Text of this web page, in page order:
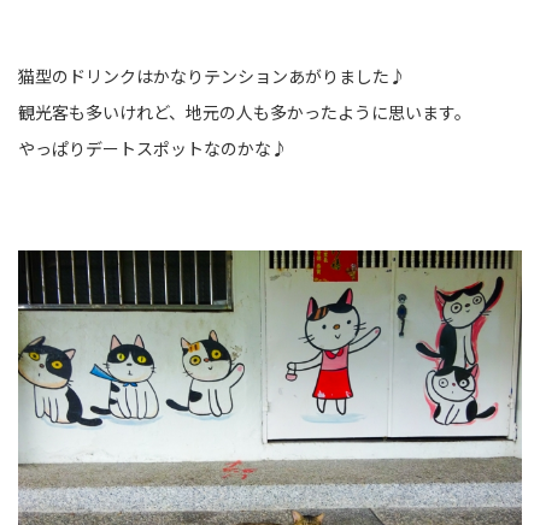
猫型のドリンクはかなりテンションあがりました♪
観光客も多いけれど、地元の人も多かったように思います。
やっぱりデートスポットなのかな♪